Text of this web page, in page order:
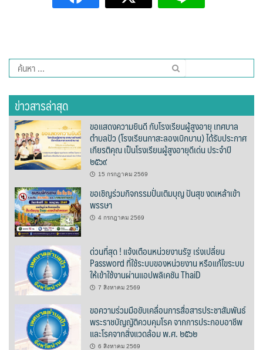
ฤทธิ์รดาโฮม
วรนครเพลส
สลีพ&ฟิชชิ่ง
สวัสดีปัวโฮมสเตย์
สุขใจเฮ้าส์
อิงขว้างโฮมสเตย์
อิงดอยปัว
อุ่นไอปัว
อูปแก้วรีสอร์ท
ฮอมฮักแกลเลอรี่
ฮักปัวโฮเทล
ค้นหา
สำหรับ:
ข่าวสารล่าสุด
ขอแสดงความยินดี กับโรงเรียนผู้สูงอายุ เทศบาล
ตำบลปัว (โรงเรียนกาสะลองเบิกบาน) ได้รับประกาศ
เกียรติคุณ เป็นโรงเรียนผู้สูงอายุดีเด่น ประจำปี
๒๕๖๙
15 กรกฎาคม 2569
ขอเชิญร่วมกิจกรรมปั่นเติมบุญ ปันสุข งดเหล้าเข้า
พรรษา
4 กรกฎาคม 2569
ด่วนที่สุด ! แจ้งเตือนหน่วยงานรัฐ เร่งเปลี่ยน
Password ที่ใช้ระบบของหน่วยงาน หรือแก้ไขระบบ
ให้เข้าใช้งานผ่านแอปพลิเคชัน ThaiD
7 สิงหาคม 2569
ขอความร่วมมือขับเคลื่อนการสื่อสารประชาสัมพันธ์
พระราชบัญญัติควบคุมโรค จากการประกอบอาชีพ
และโรคจากสิ่งแวดล้อม พ.ศ. ๒๕๖๒
6 สิงหาคม 2569